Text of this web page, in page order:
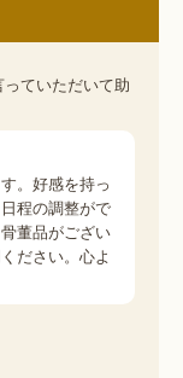
ていただいて助
。好感を持っ
程の調整がで
董品がござい
ださい。心よ